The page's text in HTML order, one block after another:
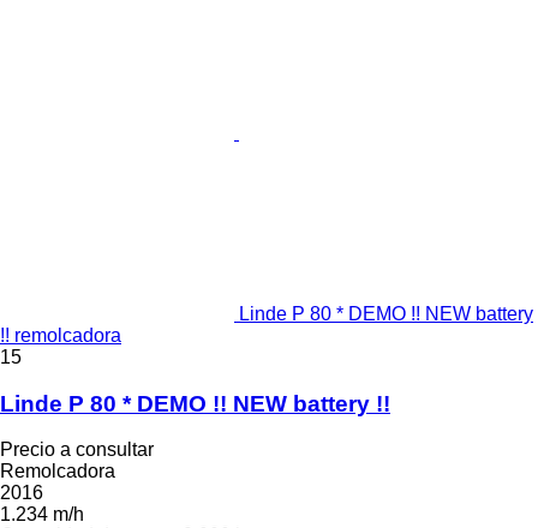
Linde P 80 * DEMO !! NEW battery
!! remolcadora
15
Linde P 80 * DEMO !! NEW battery !!
Precio a consultar
Remolcadora
2016
1.234 m/h